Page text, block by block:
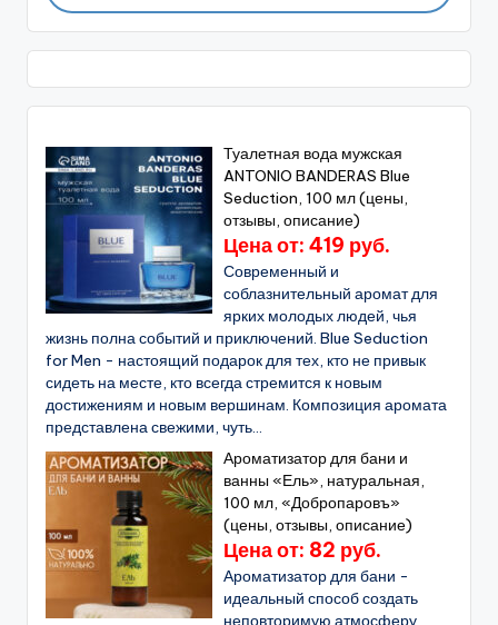
Туалетная вода мужская
ANTONIO BANDERAS Blue
Seduction, 100 мл (цены,
отзывы, описание)
Цена от: 419 руб.
Современный и
соблазнительный аромат для
ярких молодых людей, чья
жизнь полна событий и приключений. Blue Seduction
for Men - настоящий подарок для тех, кто не привык
сидеть на месте, кто всегда стремится к новым
достижениям и новым вершинам. Композиция аромата
представлена свежими, чуть...
Ароматизатор для бани и
ванны «Ель», натуральная,
100 мл, «Добропаровъ»
(цены, отзывы, описание)
Цена от: 82 руб.
Ароматизатор для бани -
идеальный способ создать
неповторимую атмосферу